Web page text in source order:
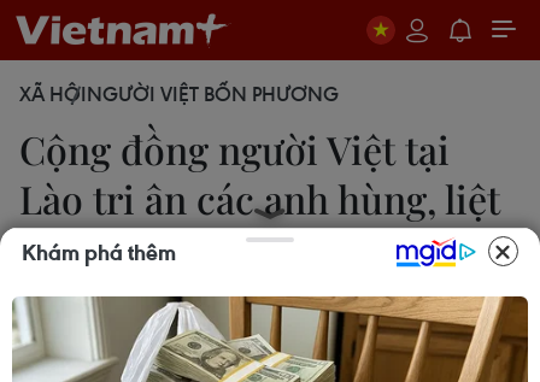
XÃ HỘINGƯỜI VIỆT BỐN PHƯƠNG
Cộng đồng người Việt tại
Lào tri ân các anh hùng, liệt
sỹ
Xuân Tú-Bá Thành
27/07/2025 08:03
Khám phá thêm